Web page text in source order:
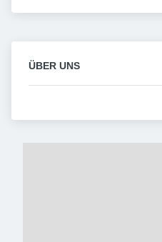
ÜBER UNS